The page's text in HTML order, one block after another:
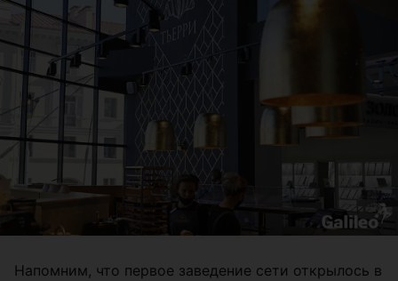
Напомним, что первое заведение сети открылось в